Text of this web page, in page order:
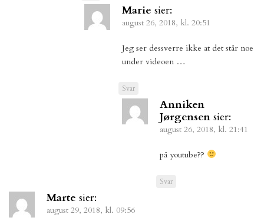
Marie sier:
august 26, 2018, kl. 20:51
Jeg ser dessverre ikke at det står noe
under videoen …
Svar
Anniken
Jørgensen sier:
august 26, 2018, kl. 21:41
på youtube??
Svar
Marte sier:
august 29, 2018, kl. 09:56